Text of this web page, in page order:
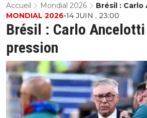
Accueil Mondial 2026
Brésil :
Pression
Brésil : Carlo
pression
MONDIAL 2026•14 JUIN , 23:00